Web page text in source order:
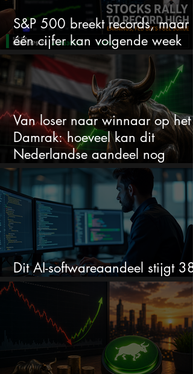
S&P 500 breekt records, maar
één cijfer kan volgende week
alles veranderen
Van loser naar winnaar op het
Damrak: hoeveel kan dit
Nederlandse aandeel nog
stijgen?
Dit AI-softwareaandeel stijgt
en zet de SaaS-crash op zijn